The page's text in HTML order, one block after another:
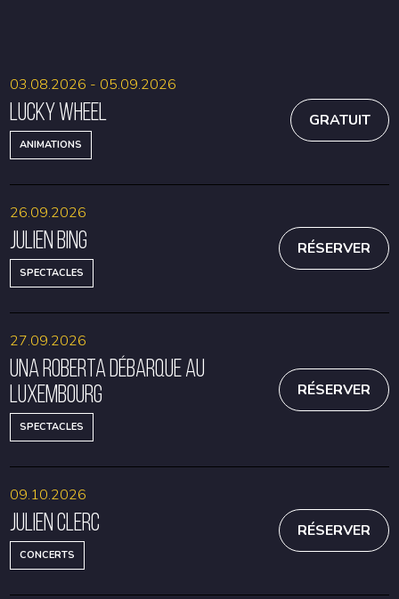
Lucky Wheel
ANIMATIONS
03.08.2026 - 05.09.2026
GRATUIT
Julien Bing
SPECTACLES
26.09.2026
RÉSERVER
Una Roberta débarque au
Luxembourg
SPECTACLES
27.09.2026
RÉSERVER
Julien Clerc
CONCERTS
09.10.2026
RÉSERVER